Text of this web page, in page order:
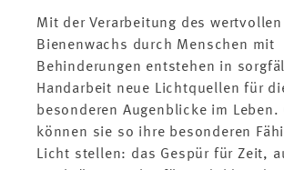
Mit der Verarbeitung des
Bienenwachs durch Menschen mit
Behinderungen entstehen in
Handarbeit neue Lichtquellen für
besonderen Augenblicke im Leben.
können sie so ihre besonderen
Licht stellen: das Gespür für Zeit,